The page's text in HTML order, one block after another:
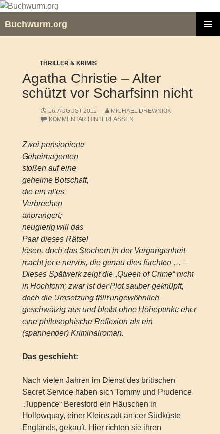
Zum
springen
Buchwurm.org
THRILLER & KRIMIS
Agatha Christie – Alter
schützt vor Scharfsinn nicht
16. AUGUST 2011
MICHAEL DREWNIOK
KOMMENTAR HINTERLASSEN
Zwei pensionierte
Geheimagenten
stoßen auf eine
geheime Botschaft,
die ein altes
Verbrechen
anprangert;
neugierig will das
Paar dieses Rätsel
lösen, doch das Stochern in der Vergangenheit
macht jene nervös, die genau dies fürchten … –
Dieses Spätwerk zeigt die „Queen of Crime“ nicht
in Hochform; zwar ist der Plot sauber geknüpft,
doch die Umsetzung fällt ungewöhnlich
geschwätzig aus und bleibt ohne Höhepunkt: eher
eine philosophische Reflexion als ein
(spannender) Kriminalroman.
Das geschieht:
Nach vielen Jahren im Dienst des britischen
Secret Service haben sich Tommy und Prudence
„Tuppence“ Beresford ein Häuschen in
Hollowquay, einer Kleinstadt an der Südküste
Englands, gekauft. Hier richten sie ihren